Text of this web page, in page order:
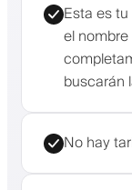
Esta es
el
buscarán
No hay